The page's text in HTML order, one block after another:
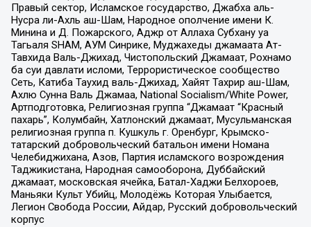
Правый сектор, Исламское государство, Джабха аль-
Нусра ли-Ахль аш-Шам, Народное ополчение имени К.
Минина и Д. Пожарского, Аджр от Аллаха Субхану уа
Тагьаля SHAM, АУМ Синрике, Муджахеды джамаата Ат-
Тавхида Валь-Джихад, Чистопольский Джамаат, Рохнамо
ба суи давлати исломи, Террористическое сообщество
Сеть, Катиба Таухид валь-Джихад, Хайят Тахрир аш-Шам,
Ахлю Сунна Валь Джамаа, National Socialism/White Power,
Артподготовка, Религиозная группа “Джамаат “Красный
пахарь”, Колумбайн, Хатлонский джамаат, Мусульманская
религиозная группа п. Кушкуль г. Оренбург, Крымско-
татарский добровольческий батальон имени Номана
Челебиджихана, Азов, Партия исламского возрождения
Таджикистана, Народная самооборона, Дуббайский
джамаат, московская ячейка, Батал-Хаджи Белхороев,
Маньяки Культ Убийц, Молодёжь Которая Улыбается,
Легион Свобода России, Айдар, Русский добровольческий
корпус